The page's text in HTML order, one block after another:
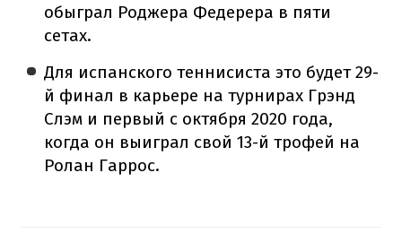
обыграл Роджера Федерера в пяти
сетах.
Для испанского теннисиста это будет 29-
й финал в карьере на турнирах Грэнд
Слэм и первый с октября 2020 года,
когда он выиграл свой 13-й трофей на
Ролан Гаррос.